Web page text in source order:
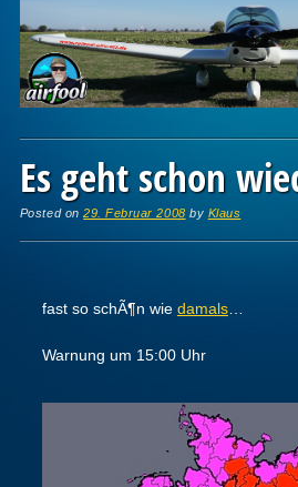
Es geht schon
Posted on29. Februar 2008 by Klaus
fast so schÃ¶n wie damals…
Warnung um 15:00 Uhr